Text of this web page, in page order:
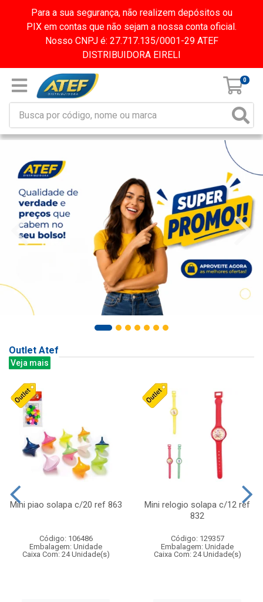
Para a sua segurança, não realizem depósitos ou
PIX em contas que não sejam a nossa conta oficial.
Nosso CNPJ é: 27.717.135/0001-29 ATEF
DISTRIBUIDORA EIRELI
0
Outlet Atef
Veja mais
Mini piao solapa c/20 ref 863
Código: 106486
Embalagem: Unidade
Caixa Com: 24 Unidade(s)
Mini relogio solapa c/12 ref
832
Código: 129357
Embalagem: Unidade
Caixa Com: 24 Unidade(s)